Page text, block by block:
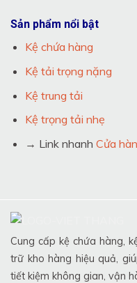
Sản phẩm nổi bật
Kệ chứa hàng
Kệ tải trọng nặng
Kệ trung tải
Kệ trọng tải nhẹ
→ Link nhanh Cửa
Cung cấp kệ chứa hàng,
trữ kho hàng hiệu quả,
tiết kiệm không gian, vận